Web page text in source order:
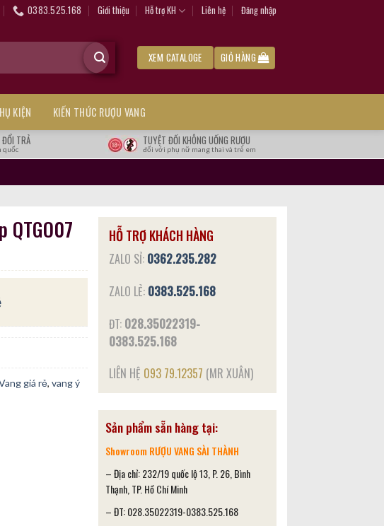
0383.525.168 Giới thiệu Hỗ trợ KH Liên hệ Đăng nhập
XEM CATALOGE GIỎ HÀNG
KIỆN KIẾN THỨC RƯỢU VANG
ĐỔI TRẢ
quốc
TUYỆT ĐỐI KHÔNG UỐNG RƯỢU
đối với phụ nữ mang thai và trẻ em
QTGO07
giá rẻ, vang ý
HỖ TRỢ KHÁCH HÀNG
ZALO SỈ: 0362.235.282
ZALO LẺ: 0383.525.168
ĐT: 028.35022319-
0383.525.168
LIÊN HỆ 093 79.12357 (MR XUÂN)
Sản phẩm sẵn hàng tại:
Showroom RƯỢU VANG SÀI THÀNH
– Địa chỉ: 232/19 quốc lộ 13, P. 26, Bình
Thạnh, TP. Hồ Chí Minh
– ĐT: 028.35022319-0383.525.168